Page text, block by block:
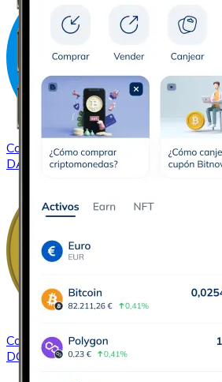
ComprarDashcon transferencia
DASH
ComprarDogecoin
con
DOGE